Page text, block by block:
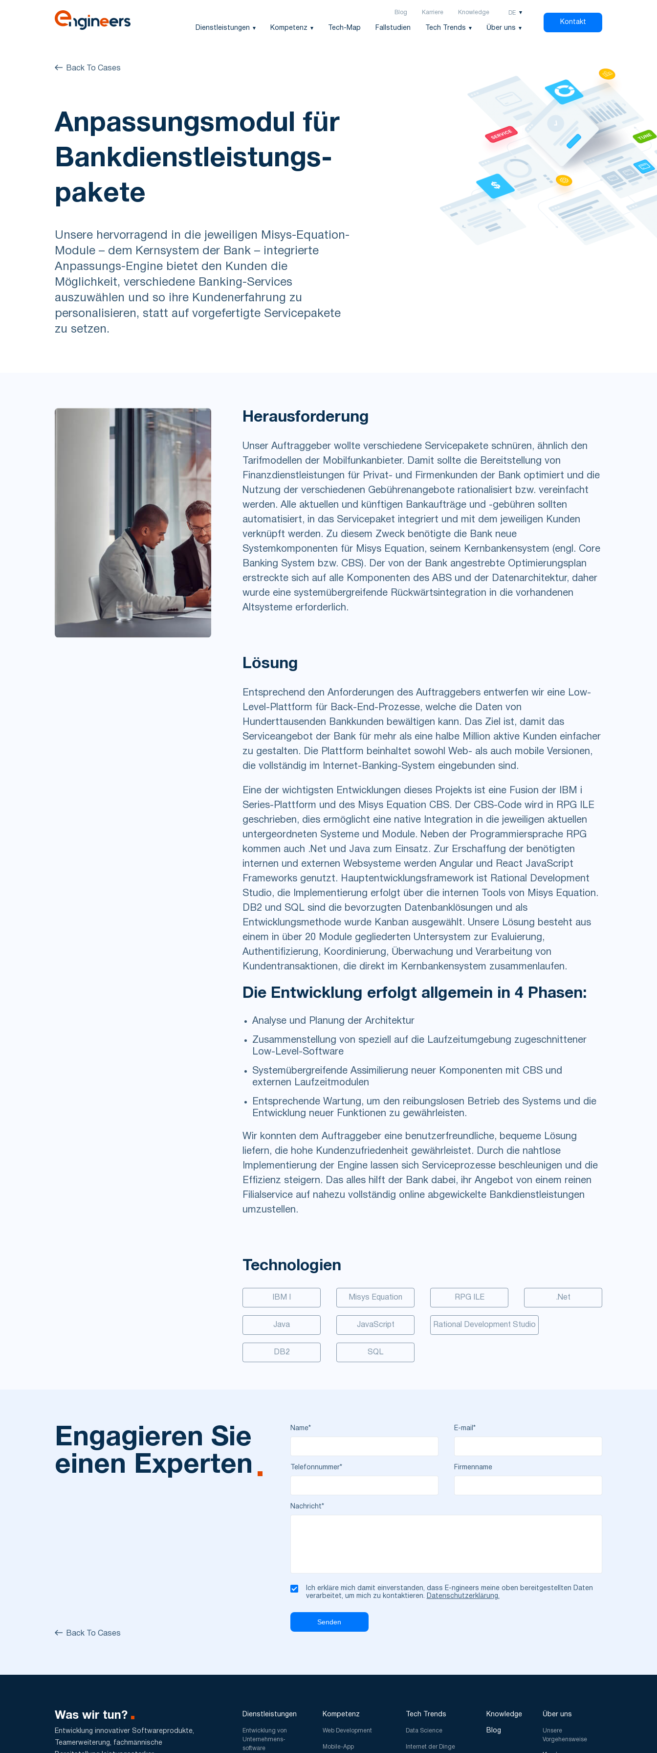
Blog Karriere Knowledge DE
Dienstleistungen Kompetenz Tech-Map Fallstudien Tech Trends Über uns
Kontakt
Back To Cases
Anpassungsmodul für
Bankdienstleistungs-
pakete
Unsere hervorragend in die jeweiligen Misys-Equation-
Module – dem Kernsystem der Bank – integrierte
Anpassungs-Engine bietet den Kunden die
Möglichkeit, verschiedene Banking-Services
auszuwählen und so ihre Kundenerfahrung zu
personalisieren, statt auf vorgefertigte Servicepakete
zu setzen.
Herausforderung
Unser Auftraggeber wollte verschiedene Servicepakete schnüren, ähnlich den
Tarifmodellen der Mobilfunkanbieter. Damit sollte die Bereitstellung von
Finanzdienstleistungen für Privat- und Firmenkunden der Bank optimiert und die
Nutzung der verschiedenen Gebührenangebote rationalisiert bzw. vereinfacht
werden. Alle aktuellen und künftigen Bankaufträge und -gebühren sollten
automatisiert, in das Servicepaket integriert und mit dem jeweiligen Kunden
verknüpft werden. Zu diesem Zweck benötigte die Bank neue
Systemkomponenten für Misys Equation, seinem Kernbankensystem (engl. Core
Banking System bzw. CBS). Der von der Bank angestrebte Optimierungsplan
erstreckte sich auf alle Komponenten des ABS und der Datenarchitektur, daher
wurde eine systemübergreifende Rückwärtsintegration in die vorhandenen
Altsysteme erforderlich.
Lösung
Entsprechend den Anforderungen des Auftraggebers entwerfen wir eine Low-
Level-Plattform für Back-End-Prozesse, welche die Daten von
Hunderttausenden Bankkunden bewältigen kann. Das Ziel ist, damit das
Serviceangebot der Bank für mehr als eine halbe Million aktive Kunden einfacher
zu gestalten. Die Plattform beinhaltet sowohl Web- als auch mobile Versionen,
die vollständig im Internet-Banking-System eingebunden sind.
Eine der wichtigsten Entwicklungen dieses Projekts ist eine Fusion der IBM i
Series-Plattform und des Misys Equation CBS. Der CBS-Code wird in RPG ILE
geschrieben, dies ermöglicht eine native Integration in die jeweiligen aktuellen
untergeordneten Systeme und Module. Neben der Programmiersprache RPG
kommen auch .Net und Java zum Einsatz. Zur Erschaffung der benötigten
internen und externen Websysteme werden Angular und React JavaScript
Frameworks genutzt. Hauptentwicklungsframework ist Rational Development
Studio, die Implementierung erfolgt über die internen Tools von Misys Equation.
DB2 und SQL sind die bevorzugten Datenbanklösungen und als
Entwicklungsmethode wurde Kanban ausgewählt. Unsere Lösung besteht aus
einem in über 20 Module gegliederten Untersystem zur Evaluierung,
Authentifizierung, Koordinierung, Überwachung und Verarbeitung von
Kundentransaktionen, die direkt im Kernbankensystem zusammenlaufen.
Die Entwicklung erfolgt allgemein in 4 Phasen:
Analyse und Planung der Architektur
Zusammenstellung von speziell auf die Laufzeitumgebung zugeschnittener
Low-Level-Software
Systemübergreifende Assimilierung neuer Komponenten mit CBS und
externen Laufzeitmodulen
Entsprechende Wartung, um den reibungslosen Betrieb des Systems und die
Entwicklung neuer Funktionen zu gewährleisten.
Wir konnten dem Auftraggeber eine benutzerfreundliche, bequeme Lösung
liefern, die hohe Kundenzufriedenheit gewährleistet. Durch die nahtlose
Implementierung der Engine lassen sich Serviceprozesse beschleunigen und die
Effizienz steigern. Das alles hilft der Bank dabei, ihr Angebot von einem reinen
Filialservice auf nahezu vollständig online abgewickelte Bankdienstleistungen
umzustellen.
Technologien
IBM I Misys Equation RPG ILE .Net
Java JavaScript Rational Development Studio
DB2 SQL
Engagieren Sie
einen Experten
Back To Cases
Name* E-mail*
Telefonnummer* Firmenname
Nachricht*
Ich erkläre mich damit einverstanden, dass E-ngineers meine oben bereitgestellten Daten
verarbeitet, um mich zu kontaktieren. Datenschutzerklärung.
Was wir tun?
Entwicklung innovativer Softwareprodukte,
Teamerweiterung, fachmännische
Dienstleistungen
Entwicklung von
Unternehmens-
software
Kompetenz
Web Development
Mobile-App
Tech Trends
Data Science
Internet der Dinge
Knowledge
Blog
Über uns
Unsere
Vorgehensweise